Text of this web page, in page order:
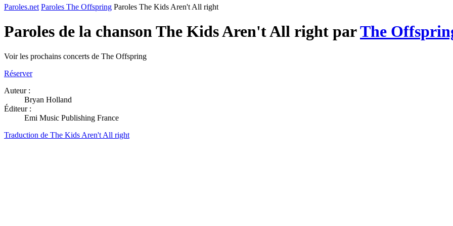
Paroles.net Paroles The Offspring Paroles The Kids Aren't All right
Paroles de la chanson The Kids Aren't All right parThe
Voir les prochains concerts de The Offspring
Réserver
Auteur :
Bryan Holland
Éditeur :
Emi Music Publishing France
Traduction de The Kids Aren't All right